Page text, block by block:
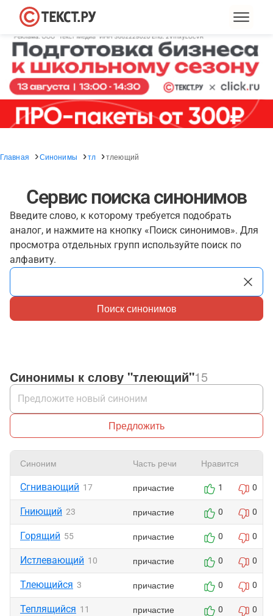
Главная Синонимы тл тлеющий
Сервис поиска синонимов
Введите слово, к которому требуется подобрать
аналог, и нажмите на кнопку «Поиск синонимов». Для
просмотра отдельных групп используйте поиск по
алфавиту.
Поиск синонимов
Синонимы к слову "тлеющий"15
Предложить
Синоним Часть речи Нравится
Сгнивающий 17 причастие 1 0
Гниющий 23 причастие 0 0
Горящий 55 причастие 0 0
Истлевающий 10 причастие 0 0
Тлеющийся 3 причастие 0 0
Теплящийся 11 причастие 0 0